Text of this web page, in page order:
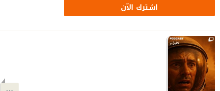
اشترك الآن